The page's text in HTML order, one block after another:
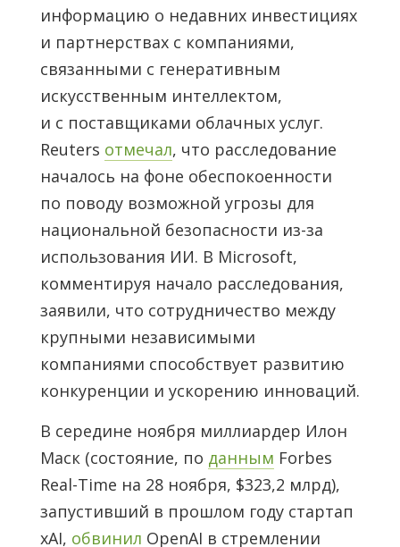
информацию о недавних инвестициях
и партнерствах с компаниями,
связанными с генеративным
искусственным интеллектом,
и с поставщиками облачных услуг.
Reuters отмечал, что расследование
началось на фоне обеспокоенности
по поводу возможной угрозы для
национальной безопасности из-за
использования ИИ. В Microsoft,
комментируя начало расследования,
заявили, что сотрудничество между
крупными независимыми
компаниями способствует развитию
конкуренции и ускорению инноваций.
В середине ноября миллиардер Илон
Маск (состояние, по данным Forbes
Real-Time на 28 ноября, $323,2 млрд),
запустивший в прошлом году стартап
xAI, обвинил OpenAI в стремлении